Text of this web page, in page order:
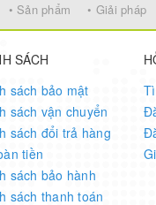
• Sản phẩm • Giải pháp
SÁCH
sách bảo mật
sách vận chuyển
sách đổi trả hàng
tiền
sách bảo hành
sách thanh toán